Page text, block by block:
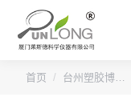
您的位置：
首页 台州塑胶博…